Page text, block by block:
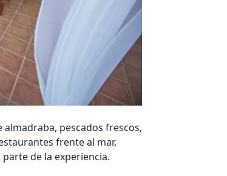
pescados frescos,
frente al mar,
de la experiencia.